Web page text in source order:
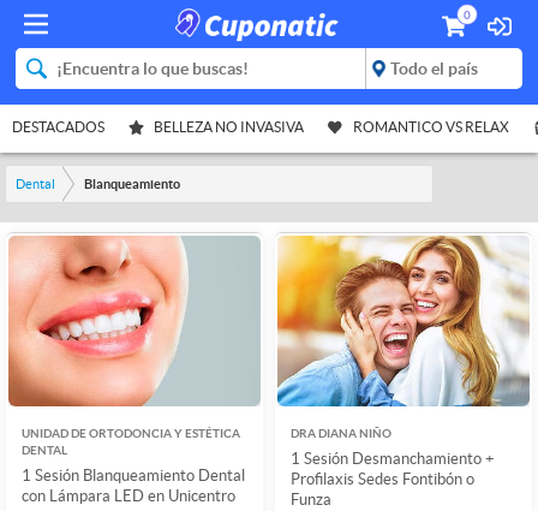
0
DESTACADOS BELLEZA NO INVASIVA ROMANTICO VS RELAX
Dental Blanqueamiento
UNIDAD DE ORTODONCIA Y ESTÉTICA
DENTAL
1 Sesión Blanqueamiento Dental
con Lámpara LED en Unicentro
DRA DIANA NIÑO
1 Sesión Desmanchamiento +
Profilaxis Sedes Fontibón o
Funza